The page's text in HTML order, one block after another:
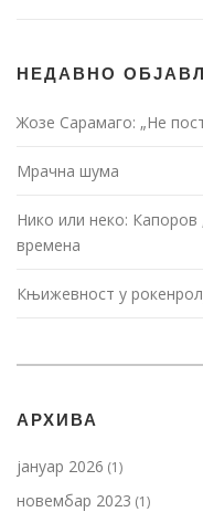
НЕДАВНО
Жозе Сарамаго: „Не
Мрачна шума
Нико или неко: Капоров
времена
Књижевност у
АРХИВА
јануар 2026 (1)
новембар 2023 (1)